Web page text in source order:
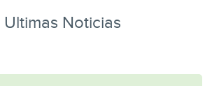
Ultimas Noticias